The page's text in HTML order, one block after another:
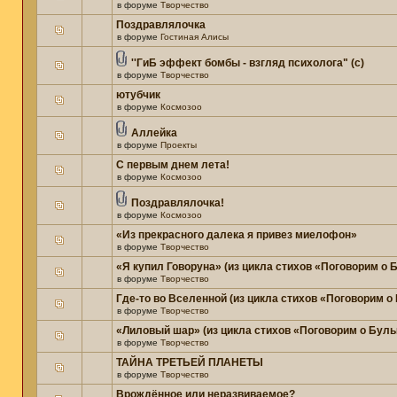
в форуме Творчество
Поздравлялочка
в форуме Гостиная Алисы
''ГиБ эффект бомбы - взгляд психолога" (c)
в форуме Творчество
ютубчик
в форуме Космозоо
Аллейка
в форуме Проекты
С первым днем лета!
в форуме Космозоо
Поздравлялочка!
в форуме Космозоо
«Из прекрасного далека я привез миелофон»
в форуме Творчество
«Я купил Говоруна» (из цикла стихов «Поговорим о
в форуме Творчество
Где-то во Вселенной (из цикла стихов «Поговорим
в форуме Творчество
«Лиловый шар» (из цикла стихов «Поговорим о
в форуме Творчество
ТАЙНА ТРЕТЬЕЙ ПЛАНЕТЫ
в форуме Творчество
Врождённое или неразвиваемое?